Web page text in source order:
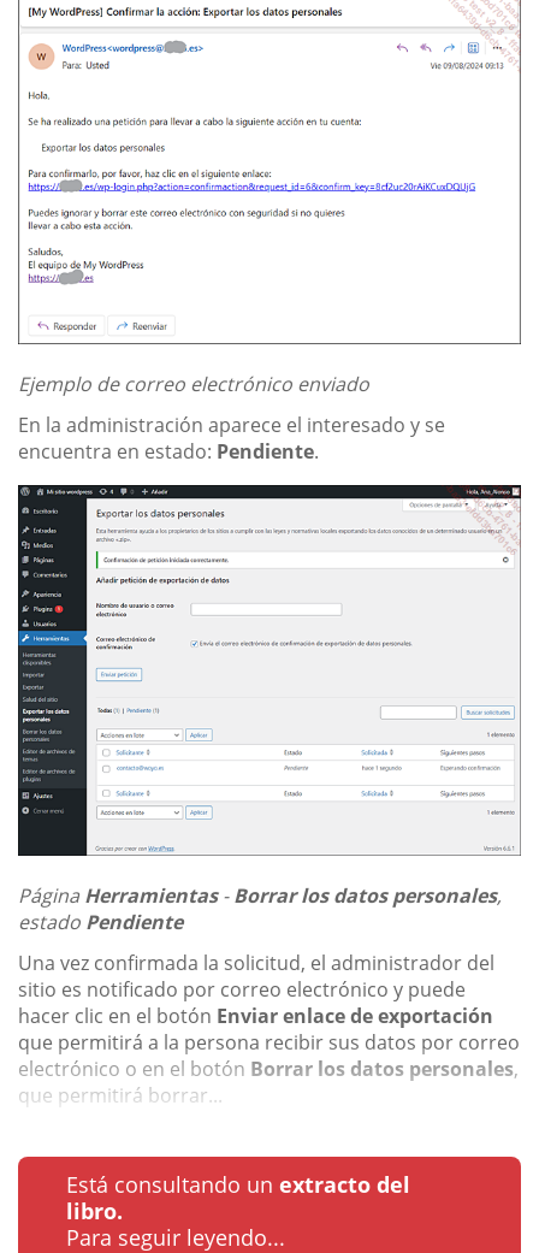
Ejemplo de correo electrónico enviado
En la administración aparece el interesado y se
encuentra en estado: Pendiente.
Página Herramientas-Borrar los datos personales,
estado Pendiente
Una vez confirmada la solicitud, el administrador del
sitio es notificado por correo electrónico y puede
hacer clic en el botón Enviar enlace de exportación
que permitirá a la persona recibir sus datos por correo
electrónico o en el botón Borrar los datos personales,
que permitirá borrar...
Está consultando un extracto del
libro.
Para seguir leyendo...